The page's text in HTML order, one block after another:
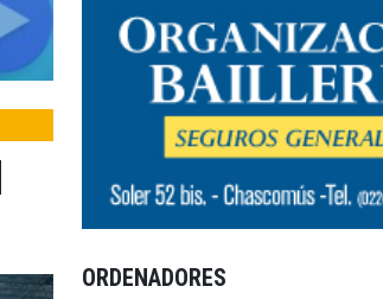
ORDENADORES